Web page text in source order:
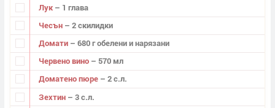
Лук – 1 глава
Чесън – 2 скилидки
Домати – 680 г обелени и нарязани
Червено вино – 570 мл
Доматено пюре – 2 с.л.
Зехтин – 3 с.л.